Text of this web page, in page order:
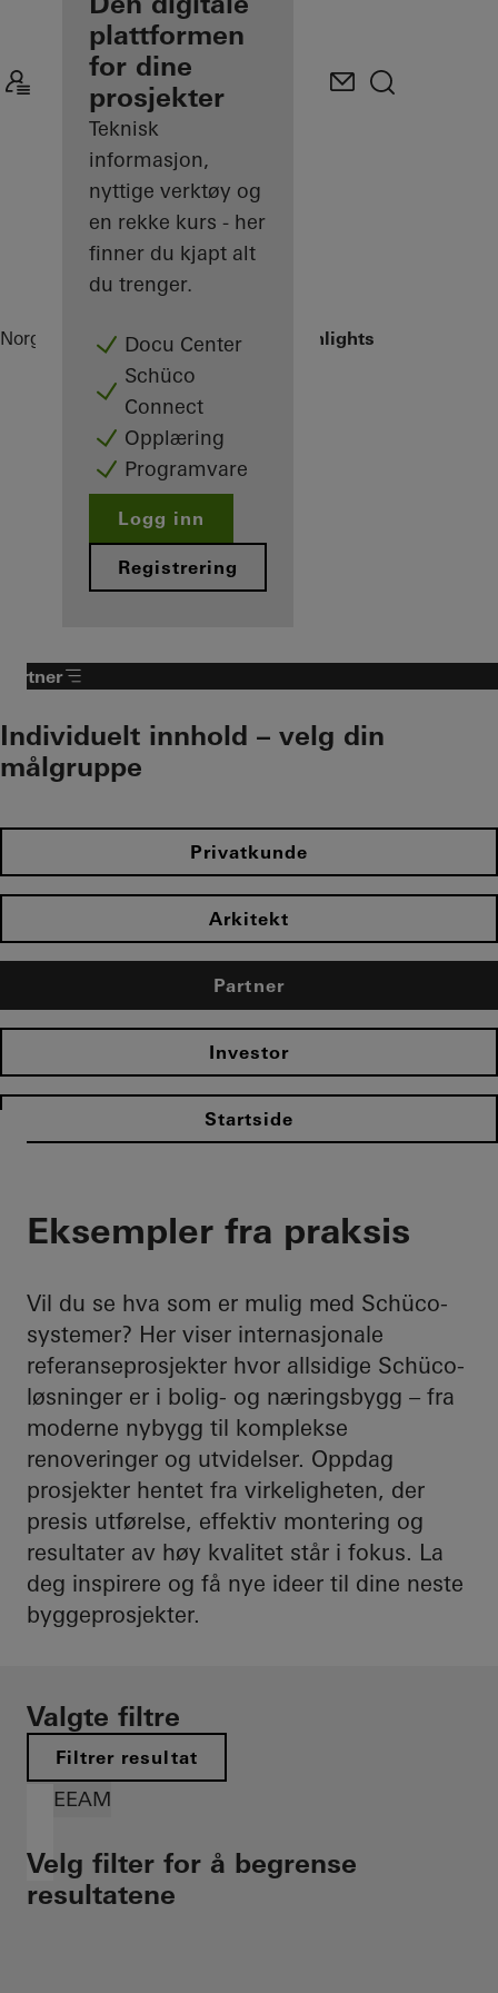
Oppdag Min
arbeidsplass
plattformen
for dine
prosjekter
Teknisk
informasjon,
nyttige verktøy og
en rekke kurs - her
finner du kjapt alt
du trenger.
Docu Center
Schüco
Connect
Opplæring
Programvare
Logg inn
Registrering
Norge PartnerReferanseprosjekter Highlights
Partner
Individuelt innhold – velg din
målgruppe
Privatkunde
Arkitekt
Partner
Investor
Startside
Eksempler fra praksis
Vil du se hva som er mulig med Schüco-
systemer? Her viser internasjonale
referanseprosjekter hvor allsidige Schüco-
løsninger er i bolig- og næringsbygg – fra
moderne nybygg til komplekse
renoveringer og utvidelser. Oppdag
prosjekter hentet fra virkeligheten, der
presis utførelse, effektiv montering og
resultater av høy kvalitet står i fokus. La
deg inspirere og få nye ideer til dine neste
byggeprosjekter.
Valgte filtre
Filtrer resultat
BREEAM
Velg filter for å begrense
resultatene